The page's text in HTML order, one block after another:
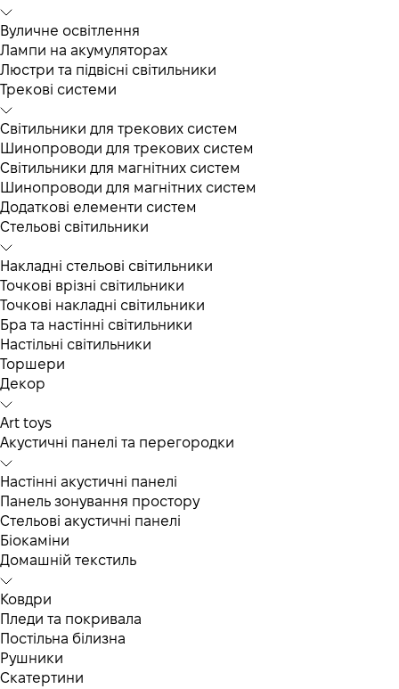
Вуличне освітлення
Лампи на акумуляторах
Люстри та підвісні світильники
Трекові системи
Світильники для трекових систем
Шинопроводи для трекових систем
Світильники для магнітних систем
Шинопроводи для магнітних систем
Додаткові елементи систем
Cтельові світильники
Накладні стельові світильники
Точкові врізні світильники
Точкові накладні світильники
Бра та настінні світильники
Настільні світильники
Торшери
Декор
Art toys
Акустичні панелі та перегородки
Настінні акустичні панелі
Панель зонування простору
Стельові акустичні панелі
Біокаміни
Домашній текстиль
Ковдри
Пледи та покривала
Постільна білизна
Рушники
Скатертини